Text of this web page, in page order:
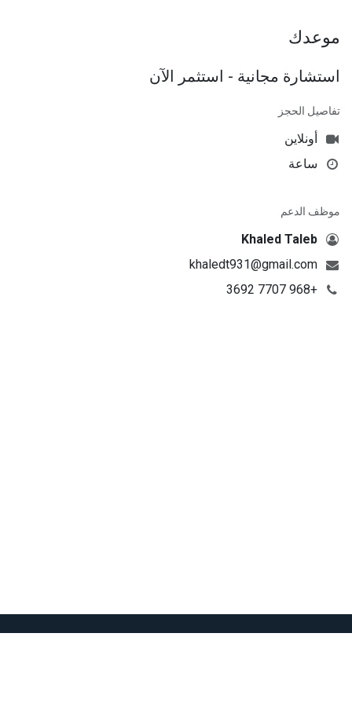
موعدك
استشارة مجانية - استثمر الآن
تفاصيل الحجز
أونلاين
ساعة
موظف الدعم
Khaled Taleb
khaledt931@gmail.com
+968 7707 3692